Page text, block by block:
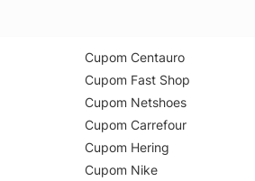
Cupom Centauro
Cupom Fast Shop
Cupom Netshoes
Cupom Carrefour
Cupom Hering
Cupom Nike